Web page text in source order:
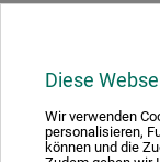
Diese
Wir verwenden
personalisieren,
können und die
design med
kontrastfarver.